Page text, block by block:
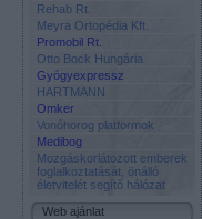
Rehab Rt.
Meyra Ortopédia Kft.
Promobil Rt.
Otto Bock Hungária
Gyógyexpressz
HARTMANN
Omker
Vonóhorog platformok
Medibog
Mozgáskorlátozott emberek
foglalkoztatását, önálló
életvitelét segítő hálózat
Web ajánlat